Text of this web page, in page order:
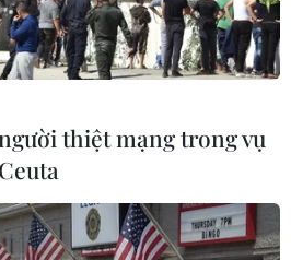
nói.
sẻ thêm trong dịch
người bản địa, không có
công tác phòng, chống
nghĩ mình rất may mắn khi
thiệt mạng trong vụ